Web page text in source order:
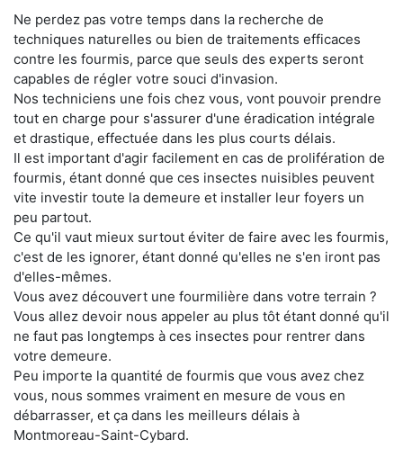
Ne perdez pas votre temps dans la recherche de
techniques naturelles ou bien de traitements efficaces
contre les fourmis, parce que seuls des experts seront
capables de régler votre souci d'invasion.
Nos techniciens une fois chez vous, vont pouvoir prendre
tout en charge pour s'assurer d'une éradication intégrale
et drastique, effectuée dans les plus courts délais.
Il est important d'agir facilement en cas de prolifération de
fourmis, étant donné que ces insectes nuisibles peuvent
vite investir toute la demeure et installer leur foyers un
peu partout.
Ce qu'il vaut mieux surtout éviter de faire avec les fourmis,
c'est de les ignorer, étant donné qu'elles ne s'en iront pas
d'elles-mêmes.
Vous avez découvert une fourmilière dans votre terrain ?
Vous allez devoir nous appeler au plus tôt étant donné qu'il
ne faut pas longtemps à ces insectes pour rentrer dans
votre demeure.
Peu importe la quantité de fourmis que vous avez chez
vous, nous sommes vraiment en mesure de vous en
débarrasser, et ça dans les meilleurs délais à
Montmoreau-Saint-Cybard.